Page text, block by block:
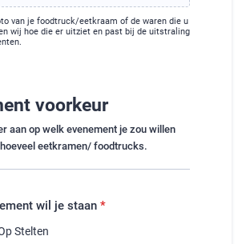
van je foodtruck/eetkraam of de waren die u
wij hoe die er uitziet en past bij de uitstraling
voorkeur
aan op welk evenement je zou willen
eetkramen/ foodtrucks.
wil je staan *
Stelten